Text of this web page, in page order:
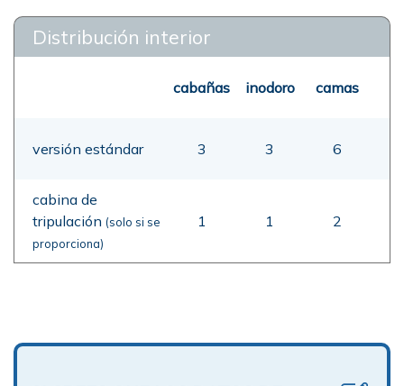
Distribución interior
cabañas inodoro camas
versión estándar 3 3 6
cabina de
tripulación (solo si se
proporciona)
1 1 2